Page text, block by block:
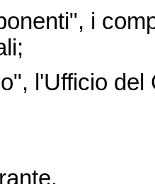
i
l'Ufficio del